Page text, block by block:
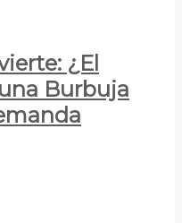
¿El
Burbuja